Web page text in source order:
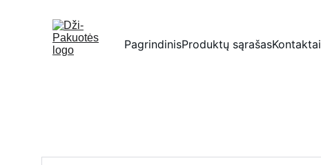
PagrindinisProduktų sąrašasKontaktai